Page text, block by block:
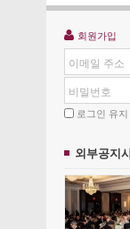
회원가입
이메일 주소
비밀번호
로그인 유지
외부공지